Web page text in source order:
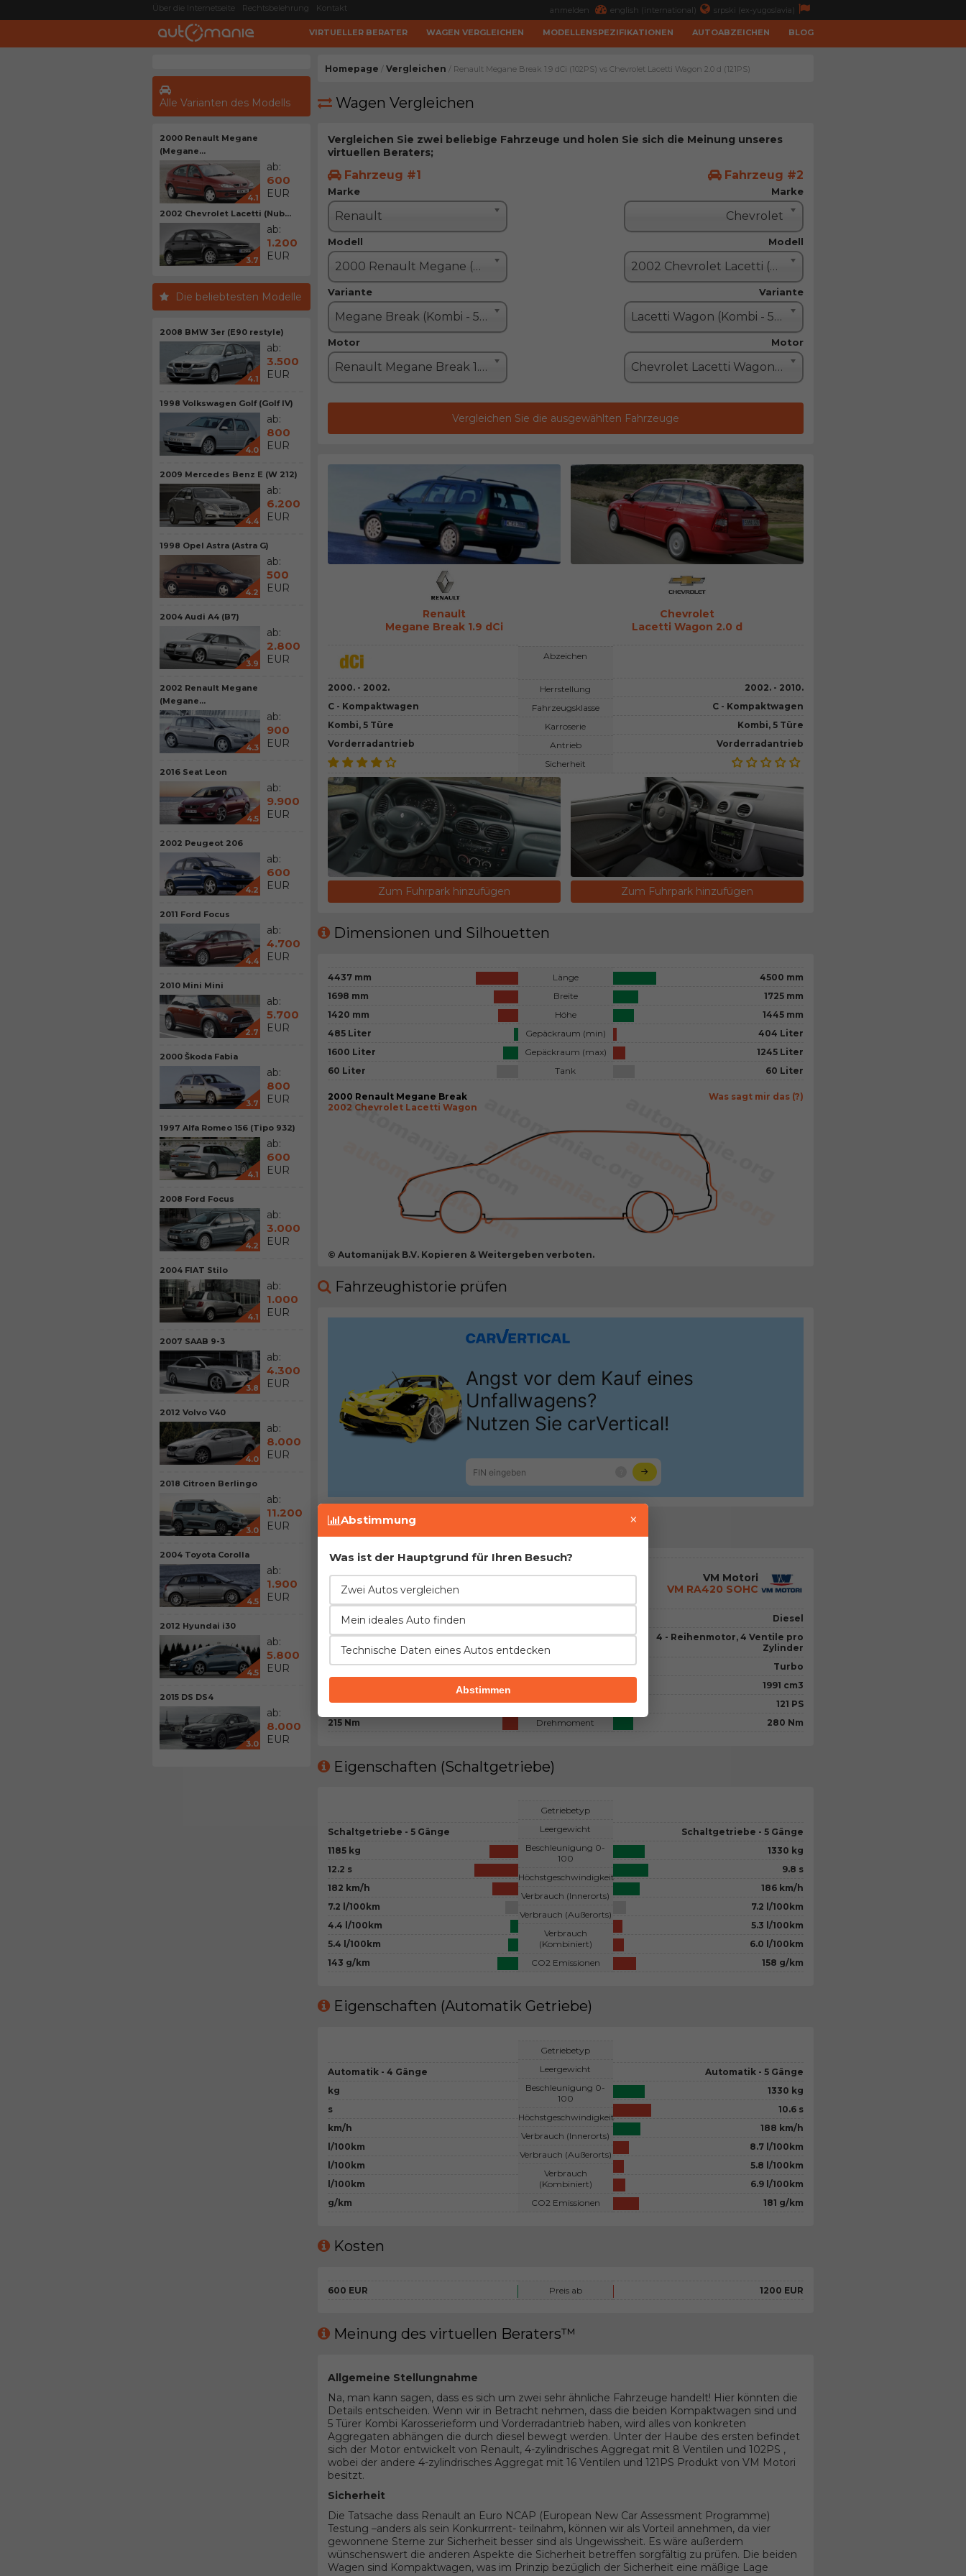
Über die Internetseite Rechtsbelehrung Kontakt anmelden english (international) srpski (ex-yugoslavia)
VIRTUELLER BERATER WAGEN VERGLEICHEN MODELLENSPEZIFIKATIONEN AUTOABZEICHEN BLOG
Alle Varianten des Modells
2000 Renault Megane
(Megane...
4.1
ab:
600
EUR
2002 Chevrolet Lacetti (Nub...
3.7
ab:
1.200
EUR
Die beliebtesten Modelle
2008 BMW 3er (E90 restyle)
4.1
ab:
3.500
EUR
1998 Volkswagen Golf (Golf IV)
4.0
ab:
800
EUR
2009 Mercedes Benz E (W 212)
4.4
ab:
6.200
EUR
1998 Opel Astra (Astra G)
4.2
ab:
500
EUR
2004 Audi A4 (B7)
3.9
ab:
2.800
EUR
2002 Renault Megane
(Megane...
4.3
ab:
900
EUR
2016 Seat Leon
4.5
ab:
9.900
EUR
2002 Peugeot 206
4.2
ab:
600
EUR
2011 Ford Focus
4.4
ab:
4.700
EUR
2010 Mini Mini
2.7
ab:
5.700
EUR
2000 Škoda Fabia
3.7
ab:
800
EUR
1997 Alfa Romeo 156 (Tipo 932)
4.1
ab:
600
EUR
2008 Ford Focus
4.2
ab:
3.000
EUR
2004 FIAT Stilo
4.1
ab:
1.000
EUR
2007 SAAB 9-3
3.8
ab:
4.300
EUR
2012 Volvo V40
4.0
ab:
8.000
EUR
2018 Citroen Berlingo
3.0
ab:
11.200
EUR
2004 Toyota Corolla
4.5
ab:
1.900
EUR
2012 Hyundai i30
4.5
ab:
5.800
EUR
2015 DS DS4
3.0
ab:
8.000
EUR
Homepage / Vergleichen / Renault Megane Break 1.9 dCi (102PS) vs Chevrolet Lacetti Wagon 2.0 d (121PS)
Wagen Vergleichen
Vergleichen Sie zwei beliebige Fahrzeuge und holen Sie sich die Meinung unseres
virtuellen Beraters;
Fahrzeug #1
Marke
Renault
Modell
2000 Renault Megane (Megane I restyle)
Variante
Megane Break (Kombi - 5 Türe)
Motor
Renault Megane Break 1.9 dCi (102PS)
Fahrzeug #2
Marke
Chevrolet
Modell
2002 Chevrolet Lacetti (Nubira)
Variante
Lacetti Wagon (Kombi - 5 Türe)
Motor
Chevrolet Lacetti Wagon 2.0 d (121PS)
Vergleichen Sie die ausgewählten Fahrzeuge
Renault
Megane Break 1.9 dCi
Chevrolet
Lacetti Wagon 2.0 d
2000. - 2002.
C - Kompaktwagen
Kombi, 5 Türe
Vorderradantrieb
Abzeichen
Herrstellung
Fahrzeugsklasse
Karroserie
Antrieb
Sicherheit
2002. - 2010.
C - Kompaktwagen
Kombi, 5 Türe
Vorderradantrieb
Zum Fuhrpark hinzufügen Zum Fuhrpark hinzufügen
Dimensionen und Silhouetten
4437 mm
1698 mm
1420 mm
485 Liter
1600 Liter
60 Liter
Länge
Breite
Höhe
Gepäckraum (min)
Gepäckraum (max)
Tank
4500 mm
1725 mm
1445 mm
404 Liter
1245 Liter
60 Liter
Was sagt mir das (?)
2000 Renault Megane Break
2002 Chevrolet Lacetti Wagon
© Automanijak B.V. Kopieren & Weitergeben verboten.
Fahrzeughistorie prüfen
Motor
Renault
4 - Reihenmotor, 2 Ventile pro Zylinder
Turbo
102 PS
215 Nm
Konfiguration
Lufteinfluss
Leistung
Drehmoment
VM Motori
VM RA420 SOHC
Diesel
4 - Reihenmotor, 4 Ventile pro
Zylinder
Turbo
1991 cm3
121 PS
280 Nm
Eigenschaften (Schaltgetriebe)
Schaltgetriebe - 5 Gänge
1185 kg
12.2 s
182 km/h
7.2 l/100km
4.4 l/100km
5.4 l/100km
143 g/km
Getriebetyp
Leergewicht
Beschleunigung 0-
100
Höchstgeschwindigkeit
Verbrauch (Innerorts)
Verbrauch (Außerorts)
Verbrauch
(Kombiniert)
CO2 Emissionen
Schaltgetriebe - 5 Gänge
1330 kg
9.8 s
186 km/h
7.2 l/100km
5.3 l/100km
6.0 l/100km
158 g/km
Eigenschaften (Automatik Getriebe)
Automatik - 4 Gänge
kg
s
km/h
l/100km
l/100km
l/100km
g/km
Getriebetyp
Leergewicht
Beschleunigung 0-
100
Höchstgeschwindigkeit
Verbrauch (Innerorts)
Verbrauch (Außerorts)
Verbrauch
(Kombiniert)
CO2 Emissionen
Automatik - 5 Gänge
1330 kg
10.6 s
188 km/h
8.7 l/100km
5.8 l/100km
6.9 l/100km
181 g/km
Kosten
600 EUR Preis ab 1200 EUR
Meinung des virtuellen Beraters™
Allgemeine Stellungnahme
Na, man kann sagen, dass es sich um zwei sehr ähnliche Fahrzeuge handelt! Hier könnten die
Details entscheiden. Wenn wir in Betracht nehmen, dass die beiden Kompaktwagen sind und
5 Türer Kombi Karosserieform und Vorderradantrieb haben, wird alles von konkreten
Aggregaten abhängen die durch diesel bewegt werden. Unter der Haube des ersten befindet
sich der Motor entwickelt von Renault, 4-zylindrisches Aggregat mit 8 Ventilen und 102PS ,
wobei der andere 4-zylindrisches Aggregat mit 16 Ventilen und 121PS Produkt von VM Motori
besitzt.
Sicherheit
Die Tatsache dass Renault an Euro NCAP (European New Car Assessment Programme)
Testung –anders als sein Konkurrrent- teilnahm, können wir als Vorteil annehmen, da vier
gewonnene Sterne zur Sicherheit besser sind als Ungewissheit. Es wäre außerdem
wünschenswert die anderen Aspekte die Sicherheit betreffen sorgfältig zu prüfen. Die beiden
Wagen sind Kompaktwagen, was im Prinzip bezüglich der Sicherheit eine mäßige Lage
Abstimmung ×
Was ist der Hauptgrund für Ihren Besuch?
Zwei Autos vergleichen
Mein ideales Auto finden
Technische Daten eines Autos entdecken
Abstimmen